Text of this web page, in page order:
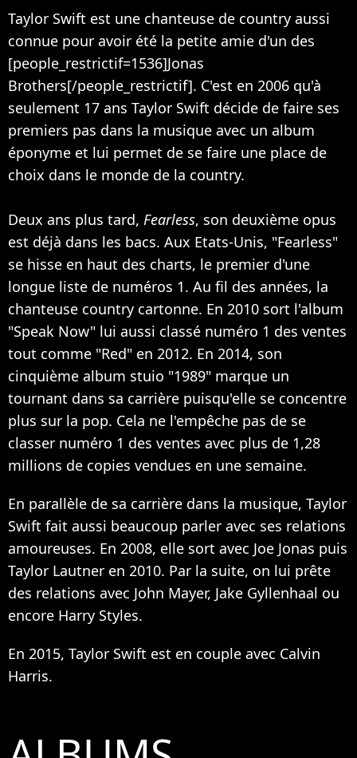
Taylor Swift est une chanteuse de country aussi
connue pour avoir été la petite amie d'un des
[people_restrictif=1536]Jonas
Brothers[/people_restrictif]. C'est en 2006 qu'à
seulement 17 ans Taylor Swift décide de faire ses
premiers pas dans la musique avec un album
éponyme et lui permet de se faire une place de
choix dans le monde de la country.
Deux ans plus tard, Fearless, son deuxième opus
est déjà dans les bacs. Aux Etats-Unis, "Fearless"
se hisse en haut des charts, le premier d'une
longue liste de numéros 1. Au fil des années, la
chanteuse country cartonne. En 2010 sort l'album
"Speak Now" lui aussi classé numéro 1 des ventes
tout comme "Red" en 2012. En 2014, son
cinquième album stuio "1989" marque un
tournant dans sa carrière puisqu'elle se concentre
plus sur la pop. Cela ne l'empêche pas de se
classer numéro 1 des ventes avec plus de 1,28
millions de copies vendues en une semaine.
En parallèle de sa carrière dans la musique, Taylor
Swift fait aussi beaucoup parler avec ses relations
amoureuses. En 2008, elle sort avec Joe Jonas puis
Taylor Lautner en 2010. Par la suite, on lui prête
des relations avec John Mayer, Jake Gyllenhaal ou
encore Harry Styles.
En 2015, Taylor Swift est en couple avec Calvin
Harris.